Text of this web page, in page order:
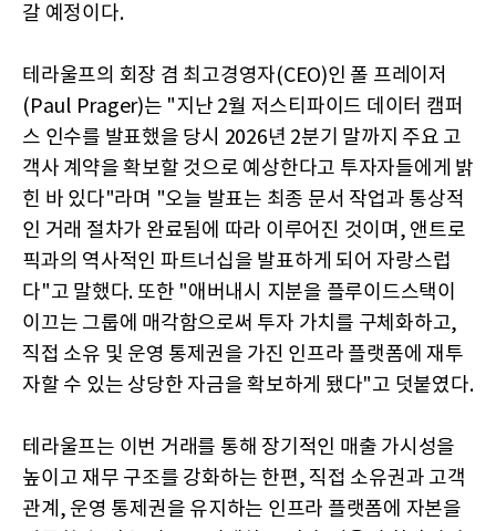
갈 예정이다.
테라울프의 회장 겸 최고경영자(CEO)인 폴 프레이저
(Paul Prager)는 "지난 2월 저스티파이드 데이터 캠퍼
스 인수를 발표했을 당시 2026년 2분기 말까지 주요 고
객사 계약을 확보할 것으로 예상한다고 투자자들에게 밝
힌 바 있다"라며 "오늘 발표는 최종 문서 작업과 통상적
인 거래 절차가 완료됨에 따라 이루어진 것이며, 앤트로
픽과의 역사적인 파트너십을 발표하게 되어 자랑스럽
다"고 말했다. 또한 "애버내시 지분을 플루이드스택이
이끄는 그룹에 매각함으로써 투자 가치를 구체화하고,
직접 소유 및 운영 통제권을 가진 인프라 플랫폼에 재투
자할 수 있는 상당한 자금을 확보하게 됐다"고 덧붙였다.
테라울프는 이번 거래를 통해 장기적인 매출 가시성을
높이고 재무 구조를 강화하는 한편, 직접 소유권과 고객
관계, 운영 통제권을 유지하는 인프라 플랫폼에 자본을